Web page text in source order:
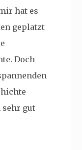
hat es
geplatzt
Doch
gut